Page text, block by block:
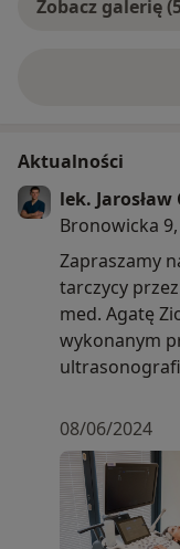
Zobacz galerię
Aktualności
lek.
Bronowicka
Zapraszamy
tarczycy
med. Agatę Ziomber-
wykonanym
08/06/2024